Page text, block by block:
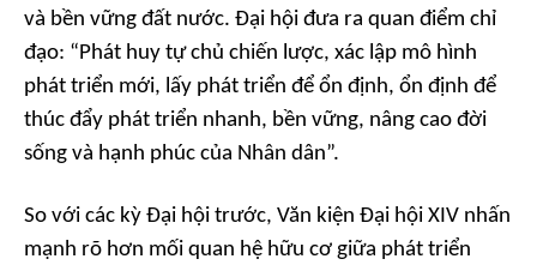
và bền vững đất nước. Đại hội đưa ra quan điểm chỉ
đạo: “Phát huy tự chủ chiến lược, xác lập mô hình
phát triển mới, lấy phát triển để ổn định, ổn định để
thúc đẩy phát triển nhanh, bền vững, nâng cao đời
sống và hạnh phúc của Nhân dân”.
So với các kỳ Đại hội trước, Văn kiện Đại hội XIV nhấn
mạnh rõ hơn mối quan hệ hữu cơ giữa phát triển